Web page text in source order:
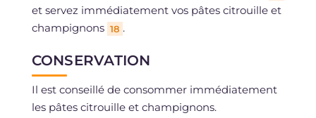
et servez immédiatement vos pâtes citrouille et
champignons 18 .
CONSERVATION
Il est conseillé de consommer immédiatement
les pâtes citrouille et champignons.